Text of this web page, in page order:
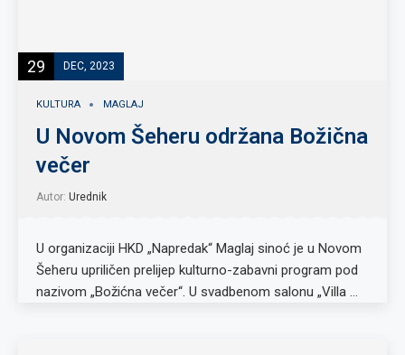
29 DEC, 2023
KULTURA MAGLAJ
U Novom Šeheru održana Božična
večer
Autor: Urednik
U organizaciji HKD „Napredak“ Maglaj sinoć je u Novom
Šeheru upriličen prelijep kulturno-zabavni program pod
nazivom „Božićna večer“. U svadbenom salonu „Villa …